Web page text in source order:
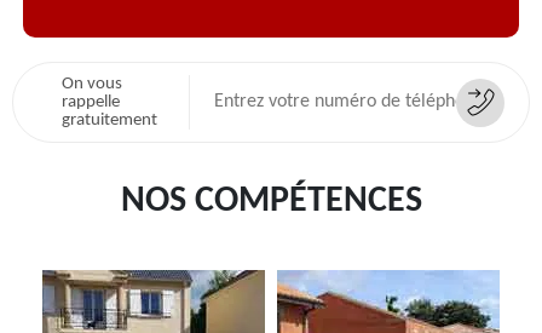
On vous
rappelle
gratuitement
NOS COMPÉTENCES